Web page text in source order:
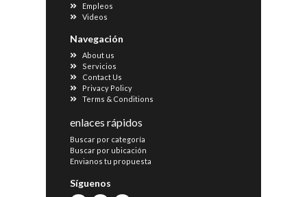
Empleos
Videos
Navegación
About us
Servicios
Contact Us
Privacy Policy
Terms & Conditions
enlaces rápidos
Buscar por categoría
Buscar por ubicación
Envianos tu propuesta
Síguenos